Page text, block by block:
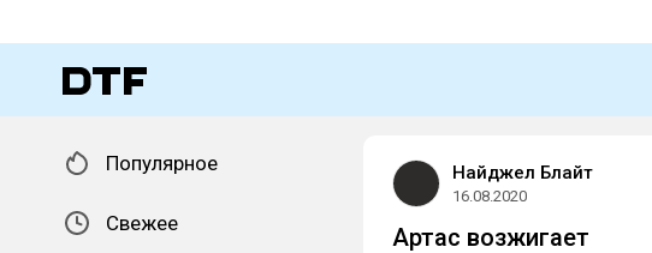
Популярное
Свежее
Найджел Блайт
16.08.2020
Артас возжигает